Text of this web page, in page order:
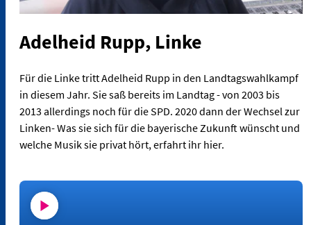
Adelheid Rupp, Linke
Für die Linke tritt Adelheid Rupp in den Landtagswahlkampf
in diesem Jahr. Sie saß bereits im Landtag - von 2003 bis
2013 allerdings noch für die SPD. 2020 dann der Wechsel zur
Linken- Was sie sich für die bayerische Zukunft wünscht und
welche Musik sie privat hört, erfahrt ihr hier.